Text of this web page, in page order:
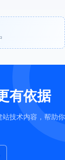
有依据
技术内容，帮助你